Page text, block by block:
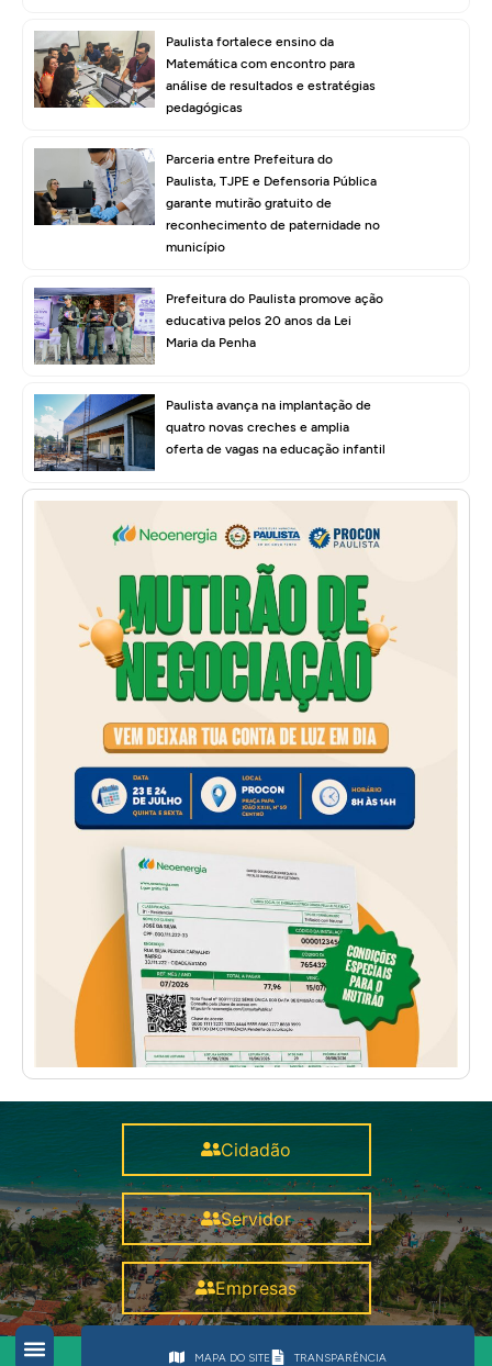
Paulista fortalece ensino da
Matemática com encontro para
análise de resultados e estratégias
pedagógicas
Parceria entre Prefeitura do
Paulista, TJPE e Defensoria Pública
garante mutirão gratuito de
reconhecimento de paternidade no
município
Prefeitura do Paulista promove ação
educativa pelos 20 anos da Lei
Maria da Penha
Paulista avança na implantação de
quatro novas creches e amplia
oferta de vagas na educação infantil
Cidadão
Servidor
Empresas
MAPA DO SITE TRANSPARÊNCIA